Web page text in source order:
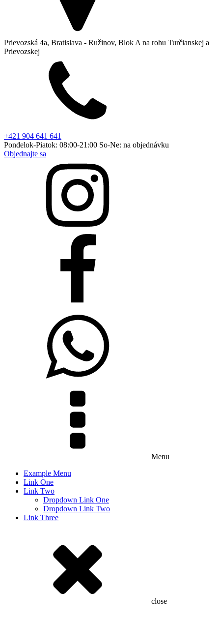
Prievozská 4a, Bratislava - Ružinov, Blok A na rohu Turčianskej a
Prievozskej
+421 904 641 641
Pondelok-Piatok: 08:00-21:00 So-Ne: na objednávku
Objednajte sa
Menu
Example Menu
Link One
Link Two
Dropdown Link One
Dropdown Link Two
Link Three
close